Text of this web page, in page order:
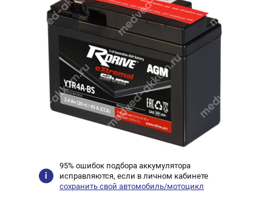
95% ошибок подбора аккумулятора
исправляются, если в личном кабинете
сохранить свой автомобиль/мотоцикл